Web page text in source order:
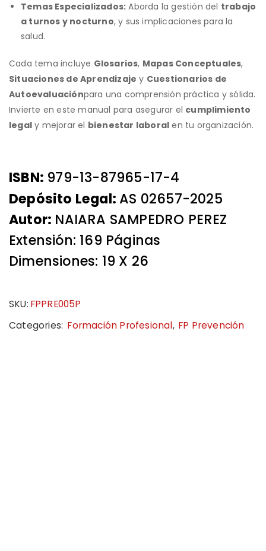
Temas Especializados: Aborda la gestión del trabajo
a turnos y nocturno, y sus implicaciones para la
salud.
Cada tema incluye Glosarios, Mapas Conceptuales,
Situaciones de Aprendizaje y Cuestionarios de
Autoevaluaciónpara una comprensión práctica y sólida.
Invierte en este manual para asegurar el cumplimiento
legal y mejorar el bienestar laboral en tu organización.
ISBN: 979-13-87965-17-4
Depósito Legal: AS 02657-2025
Autor: NAIARA SAMPEDRO PEREZ
Extensión: 169 Páginas
Dimensiones: 19 X 26
SKU: FPPRE005P
Categories: Formación Profesional, FP Prevención